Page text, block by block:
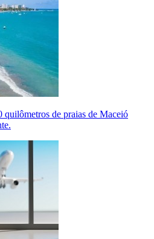
de praias de Maceió